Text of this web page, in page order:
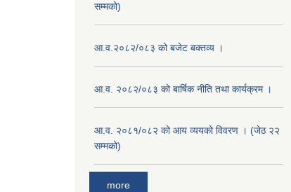
सम्मको)
आ.व.२०८२/०८३ को बजेट बक्तव्य ।
आ.व. २०८२/०८३ को बार्षिक नीति तथा कार्यक्रम ।
आ.व. २०८१/०८२ को आय व्ययको विवरण । (जेठ २२
सम्मको)
more